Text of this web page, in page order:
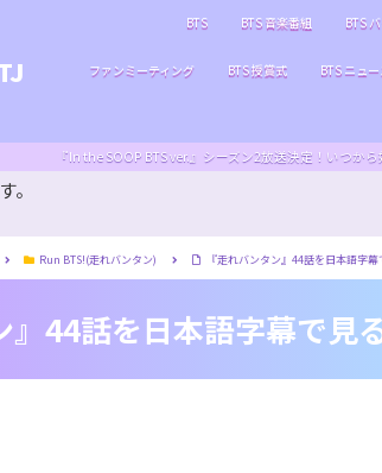
BTS BTS 音楽番組 BTS
ファンミーティング BTS 授賞式 BTS ニュー
『In the SOOP BTS ver.』シーズン2放送決定！いつか
。
Run BTS!(走れバンタン) 『走れバンタン』44話を日本語字
』44話を日本語字幕で見